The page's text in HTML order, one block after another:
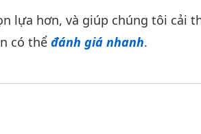
lựa hơn, và giúp chúng tôi cải
có thể đánh giá nhanh.